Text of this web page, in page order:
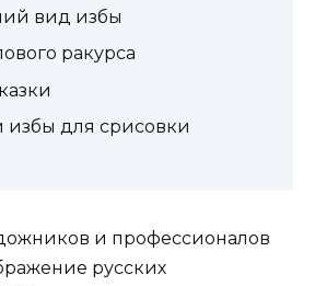
вид избы
ракурса
избы для срисовки
и профессионалов
русских